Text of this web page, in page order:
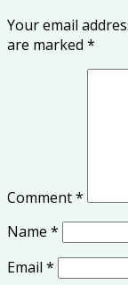
Your email
are marked *
Comment*
Name *
Email *